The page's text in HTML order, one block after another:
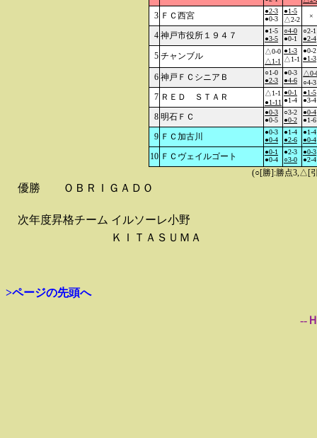
3 ＦＣ西宮
●2-3
●0-3
●1-5
△2-2
×
4 神戸市役所１９４７
●1-5
●3-5
○4-0
●0-1
○2-1
●2-4
5 チャンブル
△0-0
△1-1
●1-3
△1-1
●0-2
●1-3
6 神戸ＦＣシニアＢ
○1-0
●2-3
●0-3
●4-6
△0-
○4-3
7 ＲＥＤ ＳＴＡＲ
△1-1
●1-11
●0-1
●1-4
●1-5
●3-4
8 明石ＦＣ
●0-3
●0-5
○3-2
●0-2
●0-4
●1-6
9 ＦＣ加古川
●0-3
●0-4
●1-4
●2-6
●1-4
●0-4
10 ＦＣヴェイルゴート
●0-1
●0-4
●2-3
○3-0
●0-3
●2-4
(○[勝]:勝点3,△[
優勝 ＯＢＲＩＧＡＤＯ
次年度昇格チーム イルソーレ小野
ＫＩＴＡＳＵＭＡ
>ページの先頭へ
--